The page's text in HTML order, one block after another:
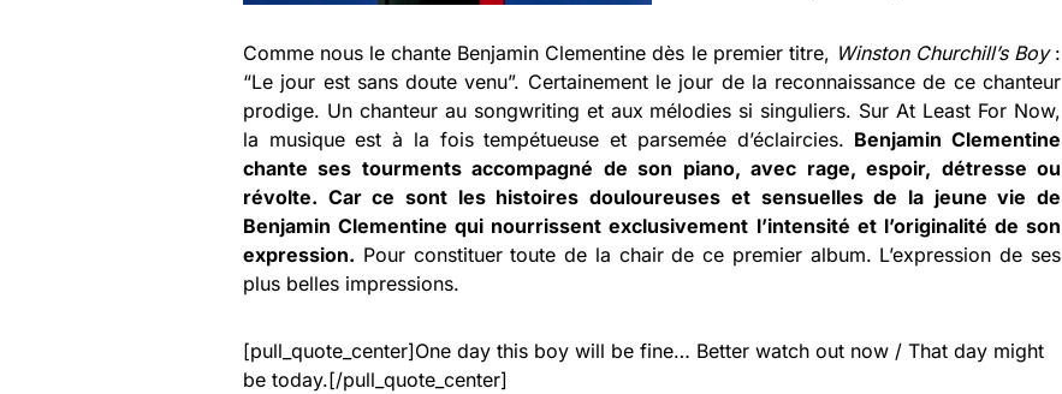
Comme nous le chante Benjamin Clementine dès le premier titre, Winston Churchill’s Boy:
“Le jour est sans doute venu”. Certainement le jour de la reconnaissance de ce chanteur
prodige. Un chanteur au songwriting et aux mélodies si singuliers. Sur At Least For Now,
la musique est à la fois tempétueuse et parsemée d’éclaircies. Benjamin Clementine
chante ses tourments accompagné de son piano, avec rage, espoir, détresse ou
révolte. Car ce sont les histoires douloureuses et sensuelles de la jeune vie de
Benjamin Clementine qui nourrissent exclusivement l’intensité et l’originalité de son
expression. Pour constituer toute de la chair de ce premier album. L’expression de ses
plus belles impressions.
[pull_quote_center]One day this boy will be fine… Better watch out now / That day might
be today.[/pull_quote_center]